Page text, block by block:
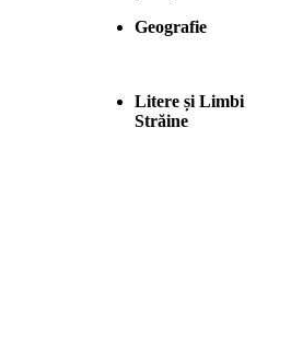
Geografie
Litere și Limbi
Străine